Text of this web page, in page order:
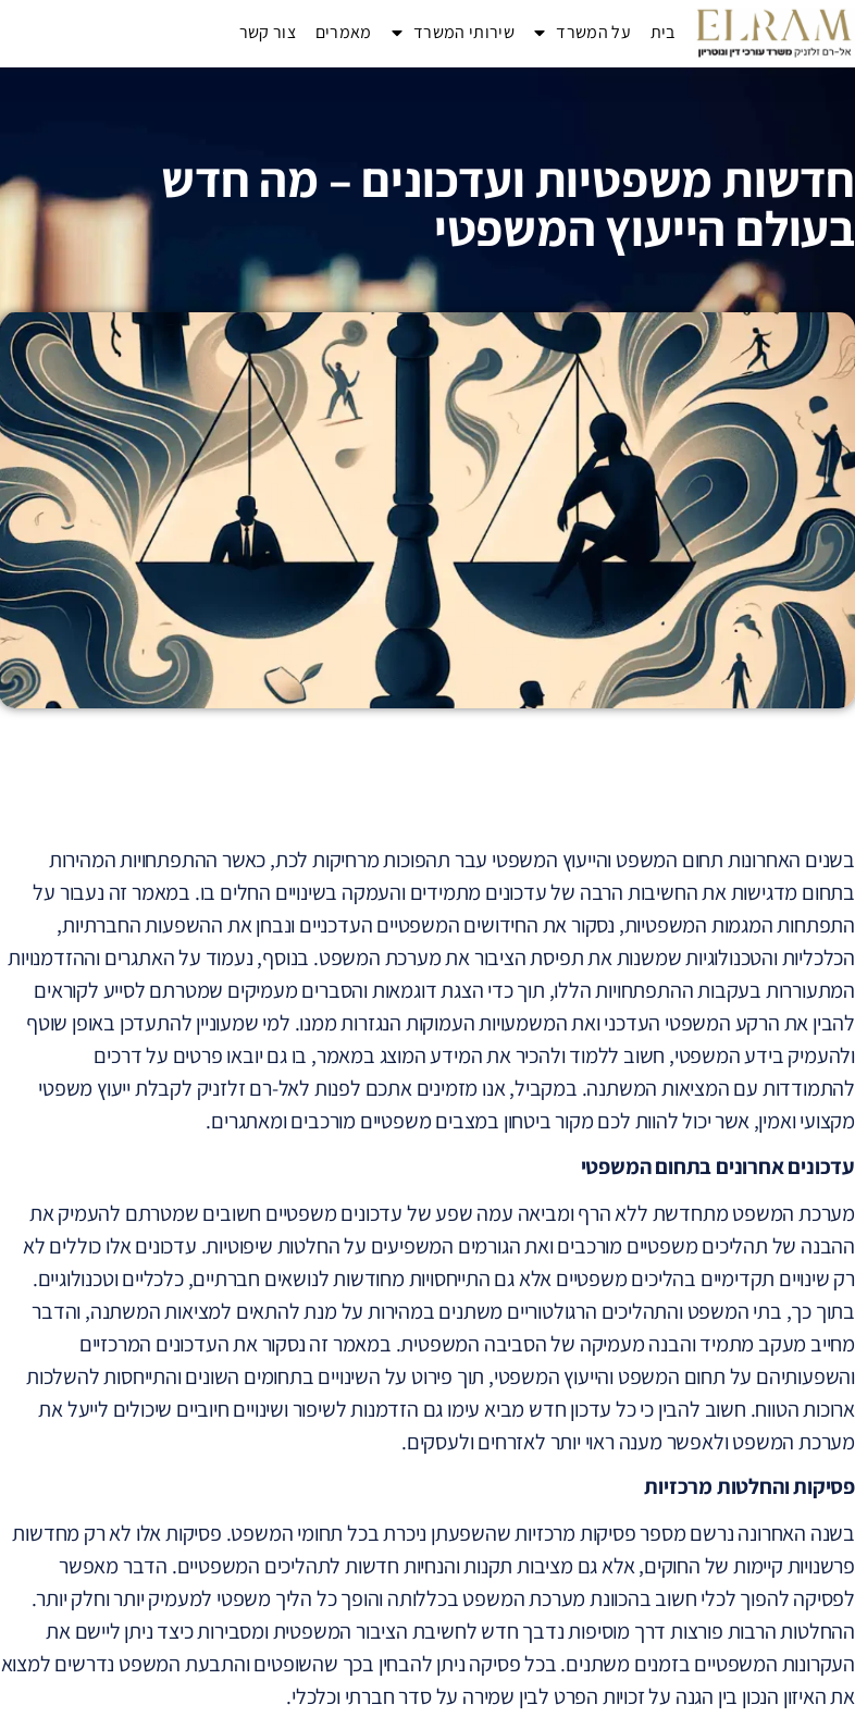
בית על המשרד שירותי המשרד מאמרים צור קשר
חדשות משפטיות ועדכונים – מה חדש
בעולם הייעוץ המשפטי
בשנים האחרונות תחום המשפט והייעוץ המשפטי עבר תהפוכות מרחיקות לכת, כאשר ההתפתחויות המהירות
בתחום מדגישות את החשיבות הרבה של עדכונים מתמידים והעמקה בשינויים החלים בו. במאמר זה נעבור על
התפתחות המגמות המשפטיות, נסקור את החידושים המשפטיים העדכניים ונבחן את ההשפעות החברתיות,
הכלכליות והטכנולוגיות שמשנות את תפיסת הציבור את מערכת המשפט. בנוסף, נעמוד על האתגרים וההזדמנויות
המתעוררות בעקבות ההתפתחויות הללו, תוך כדי הצגת דוגמאות והסברים מעמיקים שמטרתם לסייע לקוראים
להבין את הרקע המשפטי העדכני ואת המשמעויות העמוקות הנגזרות ממנו. למי שמעוניין להתעדכן באופן שוטף
ולהעמיק בידע המשפטי, חשוב ללמוד ולהכיר את המידע המוצג במאמר, בו גם יובאו פרטים על דרכים
להתמודדות עם המציאות המשתנה. במקביל, אנו מזמינים אתכם לפנות לאל-רם זלזניק לקבלת ייעוץ משפטי
מקצועי ואמין, אשר יכול להוות לכם מקור ביטחון במצבים משפטיים מורכבים ומאתגרים.
עדכונים אחרונים בתחום המשפטי
מערכת המשפט מתחדשת ללא הרף ומביאה עמה שפע של עדכונים משפטיים חשובים שמטרתם להעמיק את
ההבנה של תהליכים משפטיים מורכבים ואת הגורמים המשפיעים על החלטות שיפוטיות. עדכונים אלו כוללים לא
רק שינויים תקדימיים בהליכים משפטיים אלא גם התייחסויות מחודשות לנושאים חברתיים, כלכליים וטכנולוגיים.
בתוך כך, בתי המשפט והתהליכים הרגולטוריים משתנים במהירות על מנת להתאים למציאות המשתנה, והדבר
מחייב מעקב מתמיד והבנה מעמיקה של הסביבה המשפטית. במאמר זה נסקור את העדכונים המרכזיים
והשפעותיהם על תחום המשפט והייעוץ המשפטי, תוך פירוט על השינויים בתחומים השונים והתייחסות להשלכות
ארוכות הטווח. חשוב להבין כי כל עדכון חדש מביא עימו גם הזדמנות לשיפור ושינויים חיוביים שיכולים לייעל את
מערכת המשפט ולאפשר מענה ראוי יותר לאזרחים ולעסקים.
פסיקות והחלטות מרכזיות
בשנה האחרונה נרשם מספר פסיקות מרכזיות שהשפעתן ניכרת בכל תחומי המשפט. פסיקות אלו לא רק מחדשות
פרשנויות קיימות של החוקים, אלא גם מציבות תקנות והנחיות חדשות לתהליכים המשפטיים. הדבר מאפשר
לפסיקה להפוך לכלי חשוב בהכוונת מערכת המשפט בכללותה והופך כל הליך משפטי למעמיק יותר וחלק יותר.
ההחלטות הרבות פורצות דרך מוסיפות נדבך חדש לחשיבת הציבור המשפטית ומסבירות כיצד ניתן ליישם את
העקרונות המשפטיים בזמנים משתנים. בכל פסיקה ניתן להבחין בכך שהשופטים והתבעת המשפט נדרשים למצוא
את האיזון הנכון בין הגנה על זכויות הפרט לבין שמירה על סדר חברתי וכלכלי.